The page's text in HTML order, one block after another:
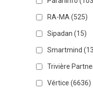
RA-MA (525)
Sipadan (15)
Smartmind
Trivière
Vértice (6636)